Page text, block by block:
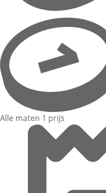
Alle maten 1 prijs